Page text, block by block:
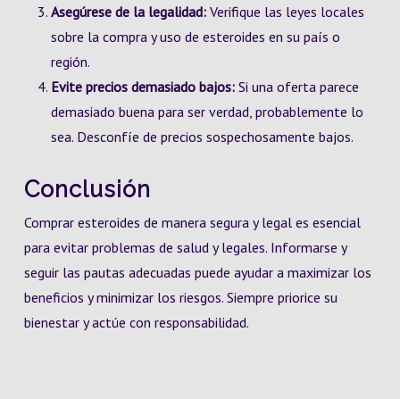
Asegúrese de la legalidad:Verifique las leyes locales
sobre la compra y uso de esteroides en su país o
región.
Evite precios demasiado bajos:Si una oferta parece
demasiado buena para ser verdad, probablemente lo
sea. Desconfíe de precios sospechosamente bajos.
Conclusión
Comprar esteroides de manera segura y legal es esencial
para evitar problemas de salud y legales. Informarse y
seguir las pautas adecuadas puede ayudar a maximizar los
beneficios y minimizar los riesgos. Siempre priorice su
bienestar y actúe con responsabilidad.